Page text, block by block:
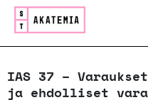
IAS 37 –
ja ehdolliset